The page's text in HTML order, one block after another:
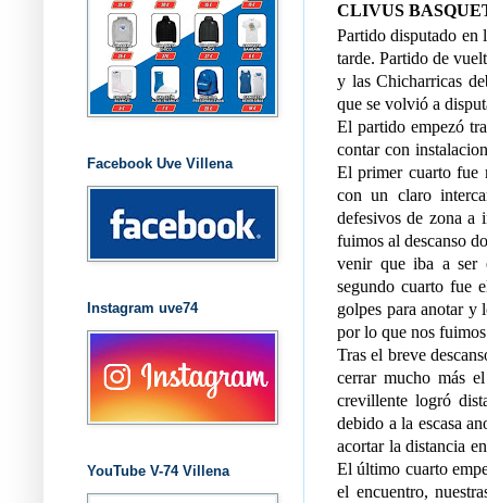
CLIVUS
Partido disputado en
tarde. Partido de
y las Chicharricas
que se volvió a
El partido empezó
contar con
El primer cuarto fue
con un claro
defesivos de zona a
fuimos al descanso
venir que iba a ser
segundo cuarto fue
golpes para anotar y
por lo que nos
Tras el breve
cerrar mucho más
crevillente logró
debido a la escasa
acortar la distancia
El último cuarto
el encuentro,
Facebook Uve Villena
Instagram uve74
YouTube V-74 Villena